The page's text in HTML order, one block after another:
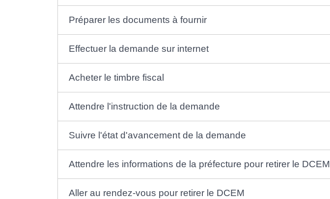
Préparer les documents à fournir
Effectuer la demande sur internet
Acheter le timbre fiscal
Attendre l'instruction de la demande
Suivre l'état d'avancement de la demande
Attendre les informations de la préfecture pour retirer le DCEM
Aller au rendez-vous pour retirer le DCEM